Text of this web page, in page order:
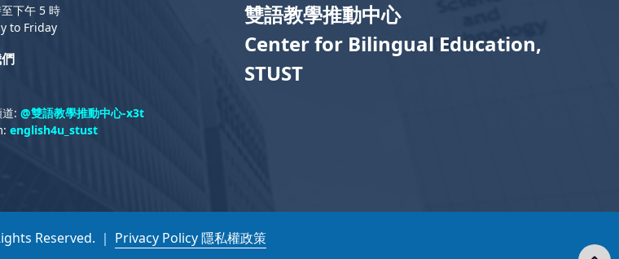
雙語教學推動中心
Center for Bilingual Education,
STUST
下午 5 時
to Friday
道:@雙語教學推動中心-x3t
english4u_stust
Reserved. ｜ Privacy Policy 隱私權政策